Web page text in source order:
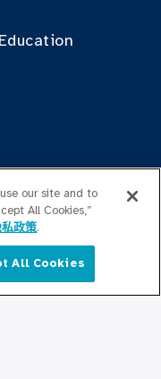
简体中文
our site and to
All Cookies,”
私政策.
All Cookies